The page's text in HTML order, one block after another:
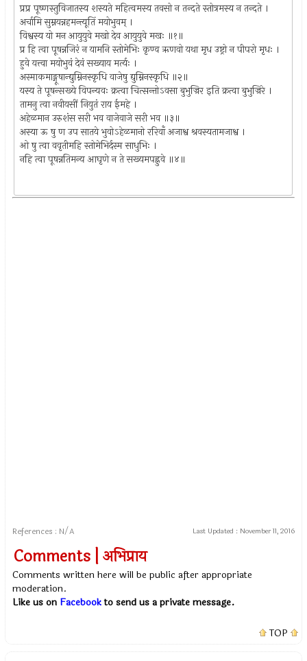
प्रप्र पूष्णस्तुविजातस्य शस्यते महित्वमस्य तवसो न तन्दते स्तोत्रमस्य न तन्दते ।
अर्चामि सुम्नयन्नहमन्त्यूतिं मयोभुवम् ।
विश्वस्य यो मन आयुयुवे मखो देव आयुयुवे मखः ॥१॥
प्र हि त्वा पूषन्नजिरं न यामनि स्तोमेभिः कृण्व ऋणवो यथा मृध उष्ट्रो न पीपरो मृधः ।
हुवे यत्त्वा मयोभुवं देवं सख्याय मर्त्यः ।
अस्माकमाङ्गूषान्द्युम्निनस्कृधि वाजेषु द्युम्निनस्कृधि ॥२॥
यस्य ते पूषन्सख्ये विपन्यवः क्रत्वा चित्सन्तोऽवसा बुभुज्रिर इति क्रत्वा बुभुज्रिरे ।
तामनु त्वा नवीयसीं नियुतं राय ईमहे ।
अहेळमान उरुशंस सरी भव वाजेवाजे सरी भव ॥३॥
अस्या ऊ षु ण उप सातये भुवोऽहेळमानो ररिवाँ अजाश्व श्रवस्यतामजाश्व ।
ओ षु त्वा ववृतीमहि स्तोमेभिर्दस्म साधुभिः ।
नहि त्वा पूषन्नतिमन्य आघृणे न ते सख्यमपह्नुवे ॥४॥
References : N/A Last Updated : November 11, 2016
Comments | अभिप्राय
Comments written here will be public after appropriate
moderation.
Like us on Facebookto send us a private message.
TOP